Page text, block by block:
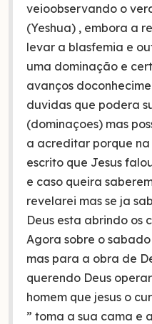
veioobservando o
(Yeshua) , embora a
levar a blasfemia e
uma dominação e
avanços
duvidas que podera
(dominaçoes) mas
a acreditar porque
escrito que Jesus
e caso queira
revelarei mas se ja
Deus esta abrindo os
Agora sobre o
mas para a obra de
querendo Deus
homem que jesus o
” toma a sua cama e